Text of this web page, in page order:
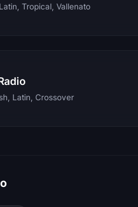
Tropical, Vallenato
Latin, Crossover